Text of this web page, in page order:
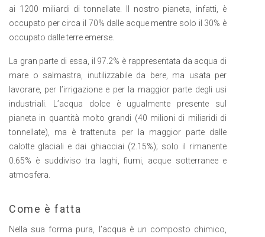
ai 1200 miliardi di tonnellate. Il nostro pianeta, infatti, è
occupato per circa il 70% dalle acque mentre solo il 30% è
occupato dalle terre emerse.
La gran parte di essa, il 97.2% è rappresentata da acqua di
mare o salmastra, inutilizzabile da bere, ma usata per
lavorare, per l’irrigazione e per la maggior parte degli usi
industriali. L’acqua dolce è ugualmente presente sul
pianeta in quantità molto grandi (40 milioni di miliaridi di
tonnellate), ma è trattenuta per la maggior parte dalle
calotte glaciali e dai ghiacciai (2.15%); solo il rimanente
0.65% è suddiviso tra laghi, fiumi, acque sotterranee e
atmosfera.
Come è fatta
Nella sua forma pura, l’acqua è un composto chimico,